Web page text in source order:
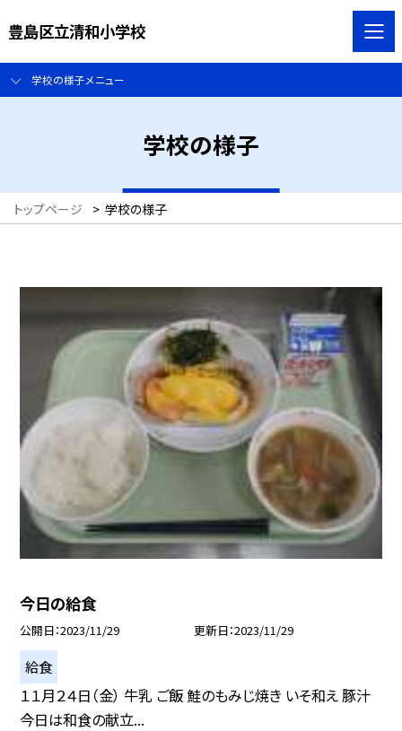
豊島区立清和小学校
学校の様子メニュー
学校の様子
トップページ > 学校の様子
今日の給食
公開日 2023/11/29 更新日 2023/11/29
給食
１１月２４日（金） 牛乳 ご飯 鮭のもみじ焼き いそ和え 豚汁
今日は和食の献立...